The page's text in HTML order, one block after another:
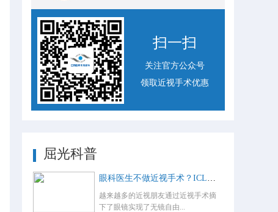
扫一扫
关注官方公众号
领取近视手术优惠
屈光科普
眼科医生不做近视手术？ICL比激光手术好？这些近视手术谣言，别再信了！
越来越多的近视朋友通过近视手术摘
下了眼镜实现了无镜自由...